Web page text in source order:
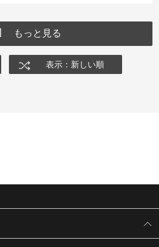
もっと見る
表示：新しい順